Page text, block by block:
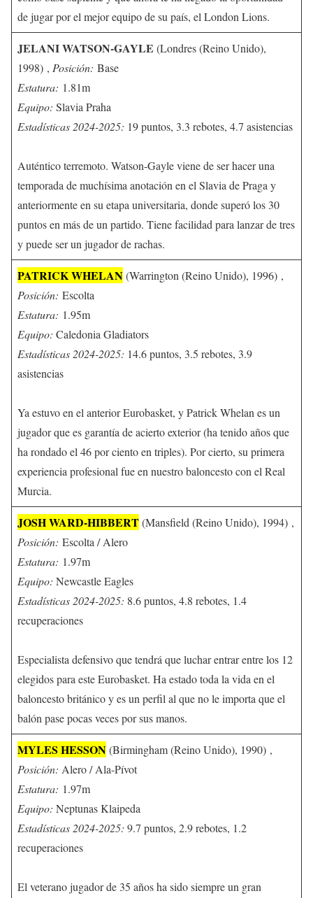
de jugar por el mejor equipo de su país, el London Lions.
JELANI WATSON-GAYLE (Londres (Reino Unido),
1998) , Posición: Base
Estatura: 1.81m
Equipo: Slavia Praha
Estadísticas 2024-2025: 19 puntos, 3.3 rebotes, 4.7 asistencias
Auténtico terremoto. Watson-Gayle viene de ser hacer una
temporada de muchísima anotación en el Slavia de Praga y
anteriormente en su etapa universitaria, donde superó los 30
puntos en más de un partido. Tiene facilidad para lanzar de tres
y puede ser un jugador de rachas.
PATRICK WHELAN(Warrington (Reino Unido), 1996) ,
Posición: Escolta
Estatura: 1.95m
Equipo: Caledonia Gladiators
Estadísticas 2024-2025: 14.6 puntos, 3.5 rebotes, 3.9
asistencias
Ya estuvo en el anterior Eurobasket, y Patrick Whelan es un
jugador que es garantía de acierto exterior (ha tenido años que
ha rondado el 46 por ciento en triples). Por cierto, su primera
experiencia profesional fue en nuestro baloncesto con el Real
Murcia.
JOSH WARD-HIBBERT(Mansfield (Reino Unido), 1994) ,
Posición: Escolta / Alero
Estatura: 1.97m
Equipo: Newcastle Eagles
Estadísticas 2024-2025: 8.6 puntos, 4.8 rebotes, 1.4
recuperaciones
Especialista defensivo que tendrá que luchar entrar entre los 12
elegidos para este Eurobasket. Ha estado toda la vida en el
baloncesto británico y es un perfil al que no le importa que el
balón pase pocas veces por sus manos.
MYLES HESSON(Birmingham (Reino Unido), 1990) ,
Posición: Alero / Ala-Pívot
Estatura: 1.97m
Equipo: Neptunas Klaipeda
Estadísticas 2024-2025: 9.7 puntos, 2.9 rebotes, 1.2
recuperaciones
El veterano jugador de 35 años ha sido siempre un gran